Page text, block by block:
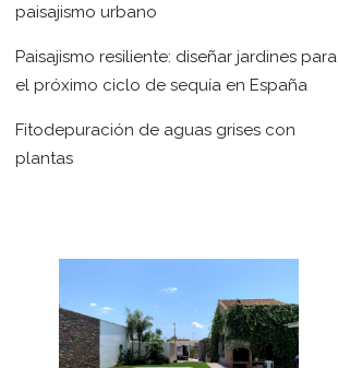
paisajismo urbano
Paisajismo resiliente: diseñar jardines para
el próximo ciclo de sequía en España
Fitodepuración de aguas grises con
plantas